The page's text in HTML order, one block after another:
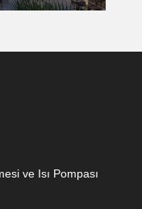
ve Isı Pompası